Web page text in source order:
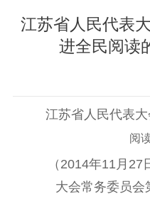
江苏省人民代表
进全民阅读
江苏省人民代表
阅
（ 2014年11 月 27
大会常务委员会